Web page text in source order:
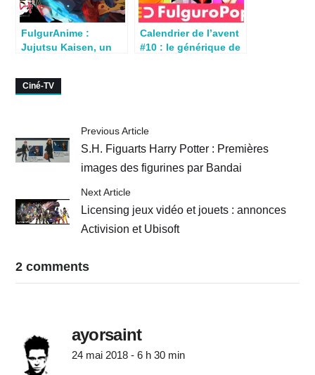
FulgurAnime :
Jujutsu Kaisen, un
meilleur des pots
Calendrier de l’avent
#10 : le générique de
Ciné-TV
Previous Article
S.H. Figuarts Harry Potter : Premières
images des figurines par Bandai
Next Article
Licensing jeux vidéo et jouets : annonces
Activision et Ubisoft
2 comments
ayorsaint
24 mai 2018 - 6 h 30 min